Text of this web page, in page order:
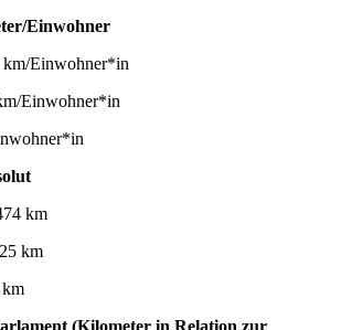
Einwohner
km/Einwohner*in
Einwohner*in
km
km
km
(Kilometer in Relation zur